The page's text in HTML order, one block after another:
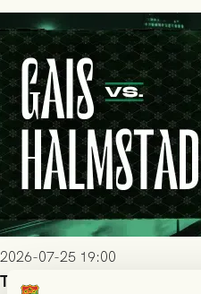
2026-07-25 19:00
Truppen till GAIS -